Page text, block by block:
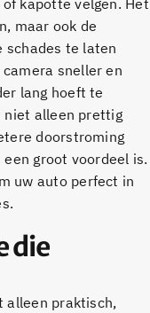
maar ook de
schades te laten
sneller en
lang hoeft te
niet alleen prettig
doorstroming
groot voordeel is.
uw auto perfect in
die
alleen praktisch,